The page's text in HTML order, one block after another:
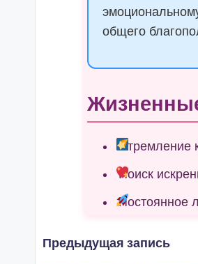
общего
Стремление
Поиск
Постоянное
Навигация
Предыдущая запись